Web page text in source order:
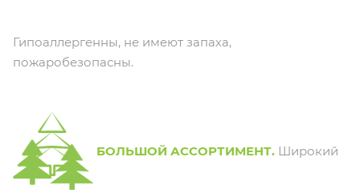
Гипоаллергенны, не имеют запаха,
пожаробезопасны.
БОЛЬШОЙ АССОРТИМЕНТ. Широкий